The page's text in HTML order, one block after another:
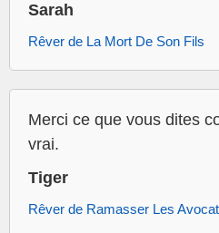
Sarah
Rêver de La Mort De Son Fils
Merci ce que vous dites
vrai.
Tiger
Rêver de Ramasser Les